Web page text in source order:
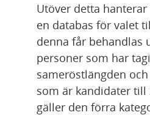
Utöver detta
en databas för valet
denna får behandlas
personer som har
sameröstlängden
som är kandidater till
gäller den förra